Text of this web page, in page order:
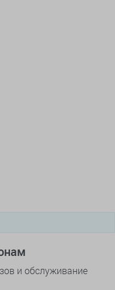
и обслуживание